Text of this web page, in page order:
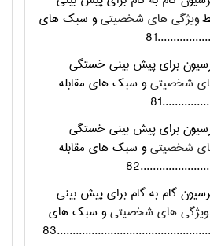
ویژگی های شخصیتیو سبک های
رگرسیون برای پیش بینی خستگی
شخصیتیو سبک های مقابله
رگرسیون برای پیش بینی خستگی
شخصیتیو سبک های مقابله
رگرسیون گام به گام برای پیش بینی
ویژگی های شخصیتیو سبک های